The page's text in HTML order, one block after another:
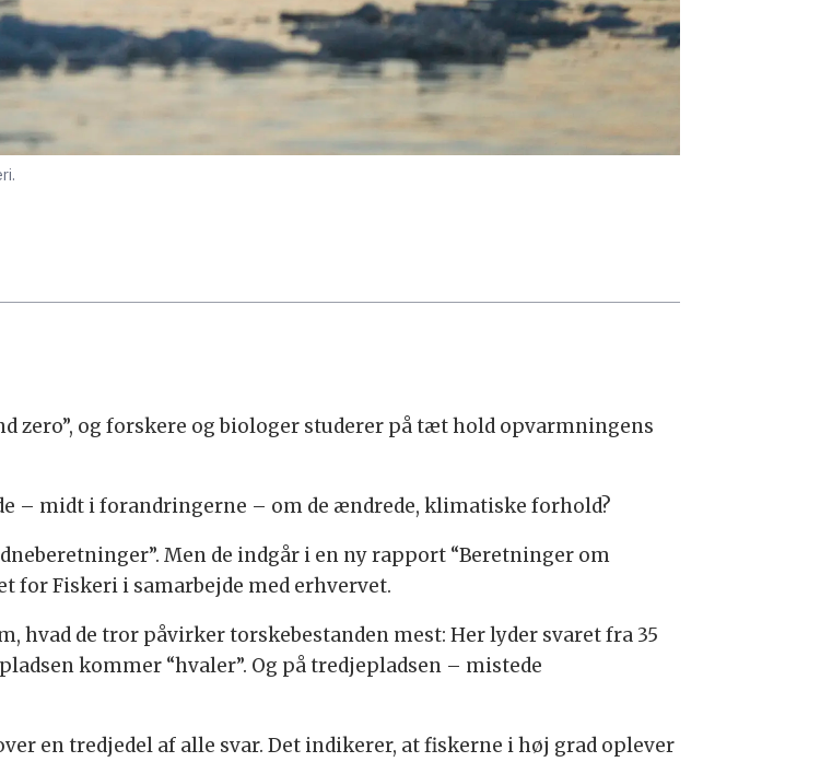
zero”, og forskere og biologer studerer på tæt hold opvarmningens
– midt i forandringerne – om de ændrede, klimatiske forhold?
Men de indgår i en ny rapport “Beretninger om
for Fiskeri i samarbejde med erhvervet.
hvad de tror påvirker torskebestanden mest: Her lyder svaret fra 35
kommer “hvaler”. Og på tredjepladsen – mistede
en tredjedel af alle svar. Det indikerer, at fiskerne i høj grad oplever